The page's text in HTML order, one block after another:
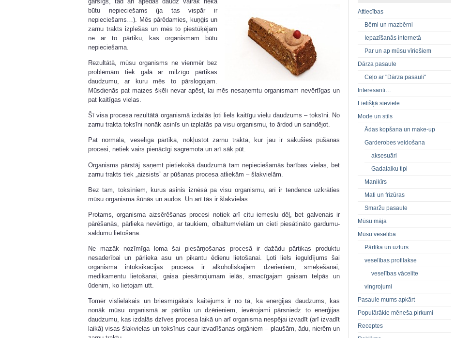
būtu nepieciešams (ja tas vispār ir
nepieciešams…). Mēs pārēdamies, kuņģis un
zarnu trakts izplešas un mēs to piestūķējam
ne ar to pārtiku, kas organismam būtu
nepieciešama.
Rezultātā, mūsu organisms ne vienmēr bez
problēmām tiek galā ar milzīgo pārtikas
daudzumu, ar kuru mēs to pārslogojam.
Mūsdienās pat maizes šķēli nevar apēst, lai mēs nesaņemtu organismam nevērtīgas un
pat kaitīgas vielas.
Šī visa procesa rezultātā organismā izdalās ļoti liels kaitīgu vielu daudzums – toksīni. No
zarnu trakta toksīni nonāk asinīs un izplatās pa visu organismu, to ārdod un saindējot.
Pat normāla, veselīga pārtika, nokļūstot zarnu traktā, kur jau ir sākušies pūšanas
procesi, netiek vairs pienācīgi sagremota un arī sāk pūt.
Organisms pārstāj saņemt pietiekošā daudzumā tam nepieciešamās barības vielas, bet
zarnu trakts tiek „aizsists” ar pūšanas procesa atliekām – šlakvielām.
Bez tam, toksīniem, kurus asinis iznēsā pa visu organismu, arī ir tendence uzkrāties
mūsu organisma šūnās un audos. Un arī tās ir šlakvielas.
Protams, organisma aizsērēšanas procesi notiek arī citu iemeslu dēļ, bet galvenais ir
pārēšanās, pārlieka nevērtīgo, ar taukiem, olbaltumvielām un cieti piesātināto gardumu-
saldumu lietošana.
Ne mazāk nozīmīga loma šai piesārņošanas procesā ir dažādu pārtikas produktu
nesaderībai un pārlieka asu un pikantu ēdienu lietošanai. Ļoti liels ieguldījums šai
organisma intoksikācijas procesā ir alkoholiskajiem dzērieniem, smēķēšanai,
medikamentu lietošanai, gaisa piesārņojumam ielās, smacīgajam gaisam telpās un
ūdenim, ko lietojam utt.
Tomēr vislielākais un briesmīgākais kaitējums ir no tā, ka enerģijas daudzums, kas
nonāk mūsu organismā ar pārtiku un dzērieniem, ievērojami pārsniedz to enerģijas
daudzumu, kas izdalās dzīves procesa laikā un arī organisma nespējai izvadīt (arī izvadīt
laikā) visas šlakvielas un toksīnus caur izvadīšanas orgāniem – plaušām, ādu, nierēm un
Attiecības
Bērni un mazbērni
Iepazīšanās internetā
Par un ap mūsu vīriešiem
Dārza pasaule
Ceļo ar "Dārza pasauli"
Interesanti…
Lietišķā sieviete
Mode un stils
Ādas kopšana un make-up
Garderobes veidošana
aksesuāri
Gadalaiku tipi
Manikīrs
Mati un frizūras
Smaržu pasaule
Mūsu māja
Mūsu veselība
Pārtika un uzturs
veselības profilakse
veselības vācelīte
vingrojumi
Pasaule mums apkārt
Populārākie mēneša pirkumi
Receptes